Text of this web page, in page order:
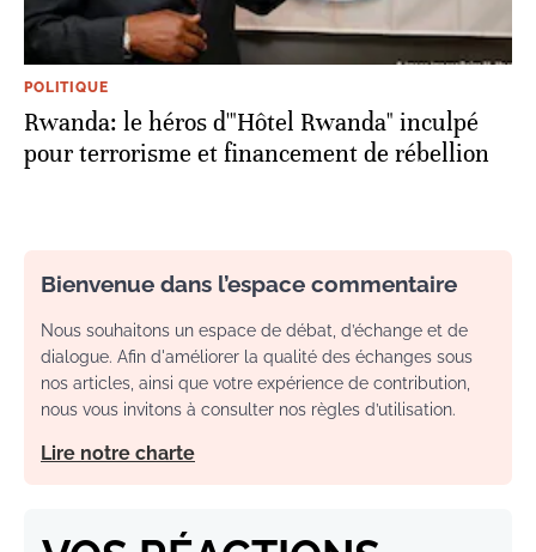
POLITIQUE
Rwanda: le héros d'"Hôtel Rwanda" inculpé
pour terrorisme et financement de rébellion
Bienvenue dans l’espace commentaire
Nous souhaitons un espace de débat, d’échange et de
dialogue. Afin d'améliorer la qualité des échanges sous
nos articles, ainsi que votre expérience de contribution,
nous vous invitons à consulter nos règles d’utilisation.
Lire notre charte